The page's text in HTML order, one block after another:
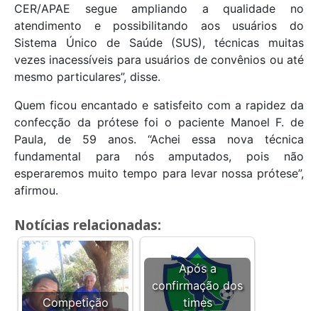
CER/APAE segue ampliando a qualidade no
atendimento e possibilitando aos usuários do
Sistema Único de Saúde (SUS), técnicas muitas
vezes inacessíveis para usuários de convênios ou até
mesmo particulares”, disse.
Quem ficou encantado e satisfeito com a rapidez da
confecção da prótese foi o paciente Manoel F. de
Paula, de 59 anos. “Achei essa nova técnica
fundamental para nós amputados, pois não
esperaremos muito tempo para levar nossa prótese”,
afirmou.
Notícias relacionadas:
Competição
Após a
confirmação dos
times